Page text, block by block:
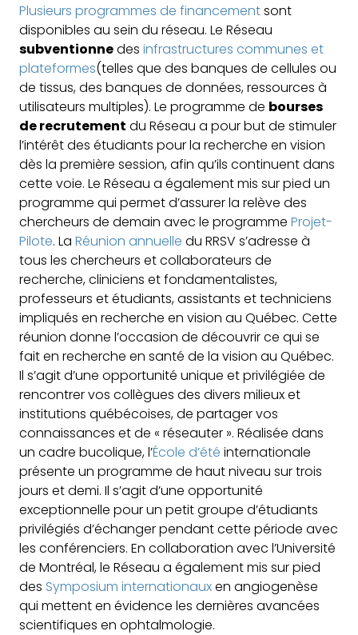
Plusieurs programmes de financementsont
disponibles au sein du réseau. Le Réseau
subventionnedes infrastructures communes et
plateformes(telles que des banques de cellules ou
de tissus, des banques de données, ressources à
utilisateurs multiples). Le programme de bourses
de recrutement du Réseau a pour but de stimuler
l’intérêt des étudiants pour la recherche en vision
dès la première session, afin qu’ils continuent dans
cette voie. Le Réseau a également mis sur pied un
programme qui permet d’assurer la relève des
chercheurs de demain avec le programme Projet-
Pilote. La Réunion annuelle du RRSV s’adresse à
tous les chercheurs et collaborateurs de
recherche, cliniciens et fondamentalistes,
professeurs et étudiants, assistants et techniciens
impliqués en recherche en vision au Québec. Cette
réunion donne l’occasion de découvrir ce qui se
fait en recherche en santé de la vision au Québec.
Il s’agit d’une opportunité unique et privilégiée de
rencontrer vos collègues des divers milieux et
institutions québécoises, de partager vos
connaissances et de « réseauter ». Réalisée dans
un cadre bucolique, l’École d’été internationale
présente un programme de haut niveau sur trois
jours et demi. Il s’agit d’une opportunité
exceptionnelle pour un petit groupe d’étudiants
privilégiés d’échanger pendant cette période avec
les conférenciers. En collaboration avec l’Université
de Montréal, le Réseau a également mis sur pied
des Symposium internationauxen angiogenèse
qui mettent en évidence les dernières avancées
scientifiques en ophtalmologie.